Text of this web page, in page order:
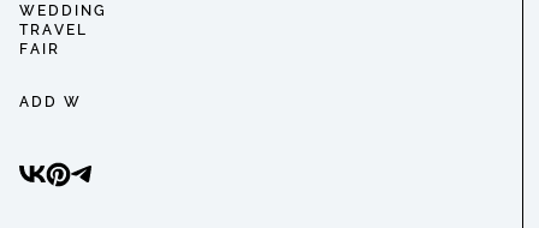
WEDDING
TRAVEL
FAIR
ADD W